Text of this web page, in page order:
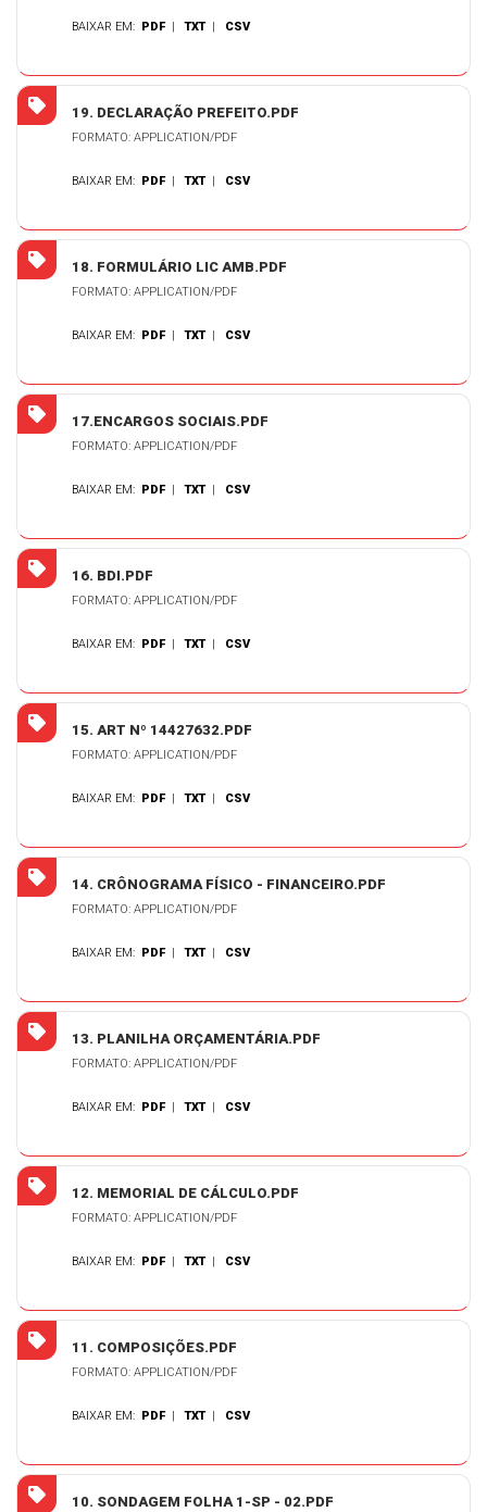
BAIXAR EM: PDF |TXT | CSV
19. DECLARAÇÃO PREFEITO.PDF
FORMATO: APPLICATION/PDF
BAIXAR EM: PDF |TXT | CSV
18. FORMULÁRIO LIC AMB.PDF
FORMATO: APPLICATION/PDF
BAIXAR EM: PDF |TXT | CSV
17.ENCARGOS SOCIAIS.PDF
FORMATO: APPLICATION/PDF
BAIXAR EM: PDF |TXT | CSV
16. BDI.PDF
FORMATO: APPLICATION/PDF
BAIXAR EM: PDF |TXT | CSV
15. ART Nº 14427632.PDF
FORMATO: APPLICATION/PDF
BAIXAR EM: PDF |TXT | CSV
14. CRÔNOGRAMA FÍSICO - FINANCEIRO.PDF
FORMATO: APPLICATION/PDF
BAIXAR EM: PDF |TXT | CSV
13. PLANILHA ORÇAMENTÁRIA.PDF
FORMATO: APPLICATION/PDF
BAIXAR EM: PDF |TXT | CSV
12. MEMORIAL DE CÁLCULO.PDF
FORMATO: APPLICATION/PDF
BAIXAR EM: PDF |TXT | CSV
11. COMPOSIÇÕES.PDF
FORMATO: APPLICATION/PDF
BAIXAR EM: PDF |TXT | CSV
10. SONDAGEM FOLHA 1-SP - 02.PDF